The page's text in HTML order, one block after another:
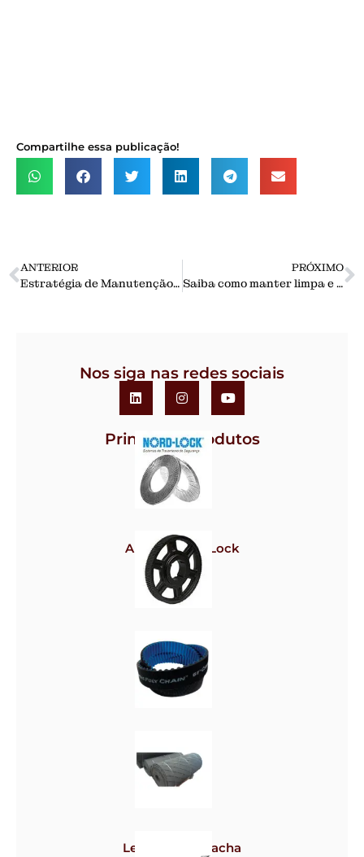
Compartilhe essa publicação!
ANTERIOR
Estratégia de Manutenção Preventiva
PRÓXIMO
Saiba como manter limpa e segura sua correia transportadora
Nos siga nas redes sociais
Principais Produtos
Arruela Nord-Lock
Polias
Lençol de borracha